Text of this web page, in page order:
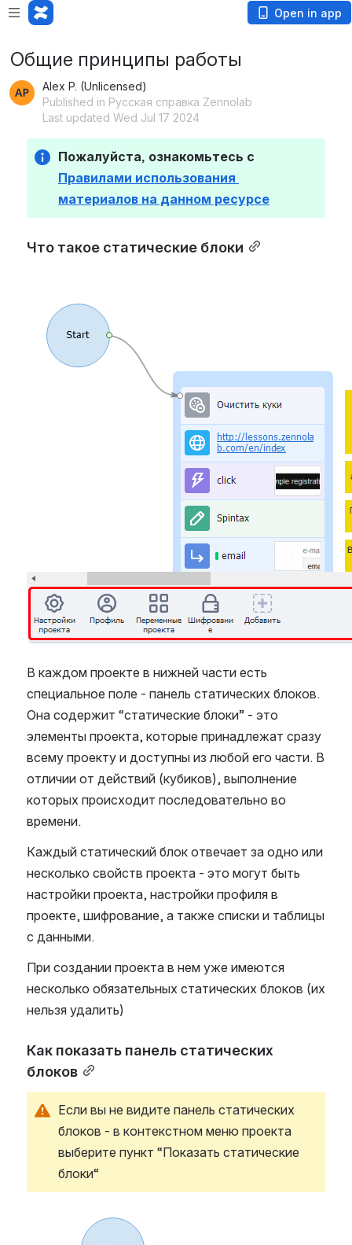
Open in app
Общие принципы работы
Alex P. (Unlicensed)
Published in Русская справка Zennolab
Last updated Wed Jul 17 2024
Правилами использования
материалов на данном ресурсе
Что такое статические блоки
В каждом проекте в нижней части есть
специальное поле - панель статических блоков.
Она содержит “статические блоки” - это
элементы проекта, которые принадлежат сразу
всему проекту и доступны из любой его части. В
отличии от действий (кубиков), выполнение
которых происходит последовательно во
времени.
Каждый статический блок отвечает за одно или
несколько свойств проекта - это могут быть
настройки проекта, настройки профиля в
проекте, шифрование, а также списки и таблицы
с данными.
При создании проекта в нем уже имеются
несколько обязательных статических блоков (их
нельзя удалить)
Как показать панель статических
блоков
Если вы не видите панель статических
блоков - в контекстном меню проекта
выберите пункт “Показать статические
блоки“